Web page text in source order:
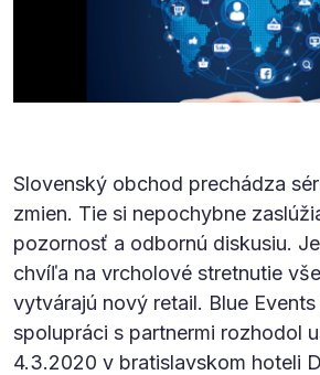
Slovenský obchod prechádza
zmien. Tie si nepochybne
pozornosť a odbornú diskusiu.
chvíľa na vrcholové stretnutie
vytvárajú nový retail. Blue
spolupráci s partnermi rozhodol
4.3.2020 v bratislavskom hoteli